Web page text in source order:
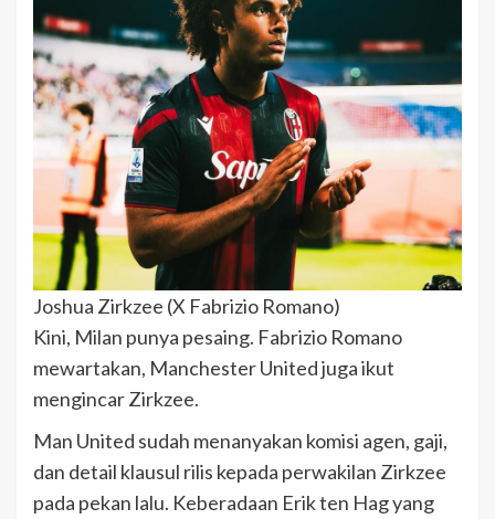
Joshua Zirkzee (X Fabrizio Romano)
Kini, Milan punya pesaing. Fabrizio Romano
mewartakan, Manchester United juga ikut
mengincar Zirkzee.
Man United sudah menanyakan komisi agen, gaji,
dan detail klausul rilis kepada perwakilan Zirkzee
pada pekan lalu. Keberadaan Erik ten Hag yang